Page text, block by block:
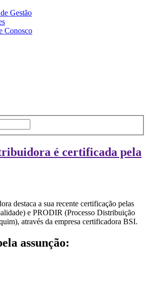
Gestão
Conosco
é certificada pela
destaca a sua recente certificação pelas
e PRODIR (Processo Distribuição
através da empresa certificadora BSI.
assunção: